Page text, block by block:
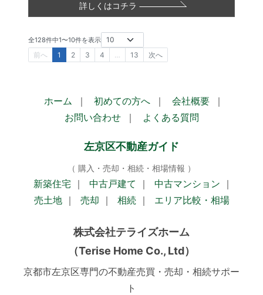
詳しくはコチラ
全128件中1〜10件を表示
前へ 1 2 3 4 13 次へ
ホーム ｜ 初めての方へ ｜ 会社概要
｜
お問い合わせ
｜ よくある質問
左京区不動産ガイド
（ 購入・売却・相続・相場情報 ）
新築住宅 ｜ 中古戸建て ｜ 中古マンション
｜
売土地
｜ 売却 ｜ 相続 ｜ エリア比較・相場
株式会社テライズホーム
（Terise Home Co., Ltd）
京都市左京区専門の不動産売買・売却・相続サポー
ト